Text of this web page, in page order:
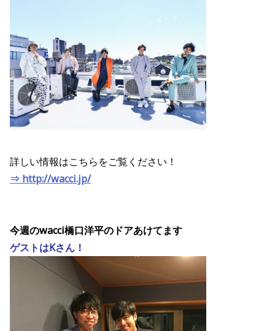
詳しい情報はこちらをご覧ください！
⇒ http://wacci.jp/
今週のwacci橋口洋平のドアあけてます
ゲストはKさん！